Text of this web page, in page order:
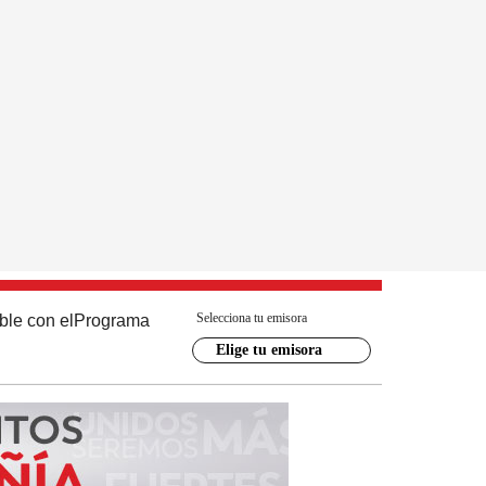
con el Programa Selecciona tu emisora
Elige tu emisora